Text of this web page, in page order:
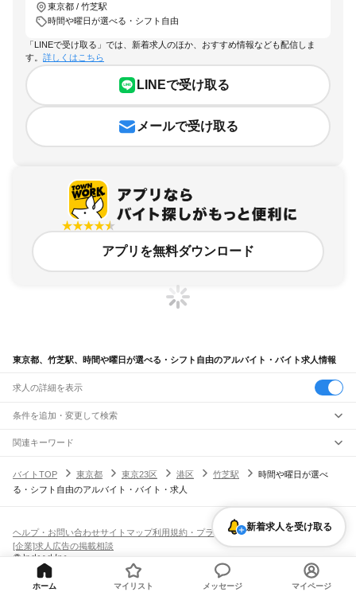
東京都 / 竹芝駅
時間や曜日が選べる・シフト自由
「LINEで受け取る」では、新着求人のほか、おすすめ情報なども配信しま
す。 詳しくはこちら
LINEで受け取る
メールで受け取る
アプリを無料ダウンロード
東京都、竹芝駅、時間や曜日が選べる・シフト自由のアルバイト・バイト求人情報
求人の詳細を表示
条件を追加・変更して検索
市区町村を追加・変更
東京都すべて
東京23区すべて
荒川区 板橋区
江戸川区
八王子市立川市武蔵野市
小平市
国分寺市 狛江市
東久留米市
多摩市 あきる野市 大島町利島村
新島村
三宅村 御蔵島村 青ヶ島村小笠原村
駅を追加・変更
JR山手線
大崎駅五反田駅目黒駅恵比寿駅 代々木駅新宿駅新大久保駅
上野駅
神田駅 新橋駅
高輪ゲートウェイ駅
品川駅
職種を追加・変更
飲食・フードサービスすべて
ホールスタッフキッチンスタッフ 精肉・鮮魚加工
パン屋（ベーカリー）
飲食店補助（開店・閉店準備）
飲食店（店長・マネージャー）
営業・販売
人気
日払いOK高校生歓迎
ピアスOK
オープニングスタッフ
留学生・外国人活躍中
勤務期間
雇用形態を追加・変更
アルバイト・パート
正社員
都道府県を変更
関連キーワード
バイトTOP
東京都 東京23区 港区 竹芝駅
時間や曜日が選べ
る・シフト自由のアルバイト・バイト・求人
新着求人を受け取る
ヘルプ・お問い合わせサイトマップ利用規約・プライバシーポリシー
[企業]求人広告の掲載相談
ホーム マイリスト メッセージ マイページ